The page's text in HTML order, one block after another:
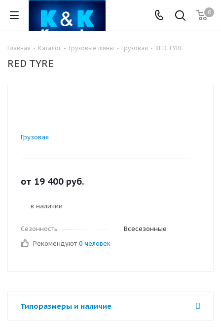
0
Главная - Каталог - Грузовые шины - Грузовая - RED TYRE
RED TYRE
Грузовая
от 19 400 руб.
в наличии
Сезонность
Всесезонные
Рекомендуют 0 человек
Типоразмеры и наличие